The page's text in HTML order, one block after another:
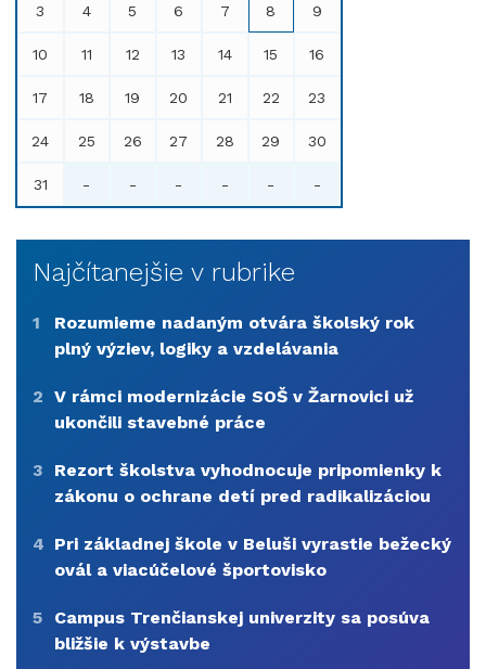
3 4 5 6 7 8 9
10 11 12 13 14 15 16
17 18 19 20 21 22 23
24 25 26 27 28 29 30
31 - - - - - -
Najčítanejšie v rubrike
1
Rozumieme nadaným otvára školský rok
plný výziev, logiky a vzdelávania
2 V rámci modernizácie SOŠ v Žarnovici už
ukončili stavebné práce
3
Rezort školstva vyhodnocuje pripomienky k
zákonu o ochrane detí pred radikalizáciou
4 Pri základnej škole v Beluši vyrastie bežecký
ovál a viacúčelové športovisko
5
Campus Trenčianskej univerzity sa posúva
bližšie k výstavbe